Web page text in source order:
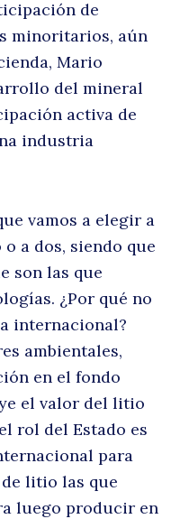
de
minoritarios, aún
Mario
del mineral
activa de
industria
vamos a elegir a
a dos, siendo que
son las que
¿Por qué no
internacional?
ambientales,
en el fondo
el valor del litio
rol del Estado es
para
litio las que
luego producir en